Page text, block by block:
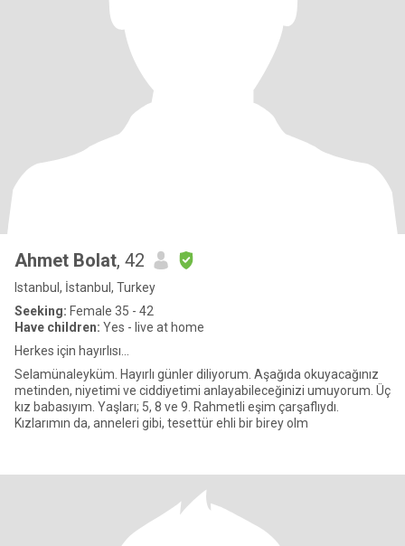
Ahmet Bolat, 42
Istanbul, İstanbul, Turkey
Seeking: Female 35 - 42
Have children: Yes - live at home
Herkes için hayırlısı...
Selamünaleyküm. Hayırlı günler diliyorum. Aşağıda okuyacağınız
metinden, niyetimi ve ciddiyetimi anlayabileceğinizi umuyorum. Üç
kız babasıyım. Yaşları; 5, 8 ve 9. Rahmetli eşim çarşaflıydı.
Kızlarımın da, anneleri gibi, tesettür ehli bir birey olm